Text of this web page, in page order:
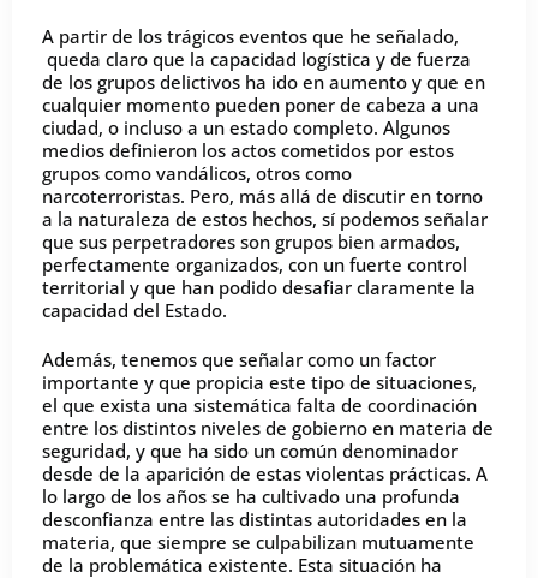
A partir de los trágicos eventos que he señalado,
queda claro que la capacidad logística y de fuerza
de los grupos delictivos ha ido en aumento y que en
cualquier momento pueden poner de cabeza a una
ciudad, o incluso a un estado completo. Algunos
medios definieron los actos cometidos por estos
grupos como vandálicos, otros como
narcoterroristas. Pero, más allá de discutir en torno
a la naturaleza de estos hechos, sí podemos señalar
que sus perpetradores son grupos bien armados,
perfectamente organizados, con un fuerte control
territorial y que han podido desafiar claramente la
capacidad del Estado.
Además, tenemos que señalar como un factor
importante y que propicia este tipo de situaciones,
el que exista una sistemática falta de coordinación
entre los distintos niveles de gobierno en materia de
seguridad, y que ha sido un común denominador
desde de la aparición de estas violentas prácticas. A
lo largo de los años se ha cultivado una profunda
desconfianza entre las distintas autoridades en la
materia, que siempre se culpabilizan mutuamente
de la problemática existente. Esta situación ha